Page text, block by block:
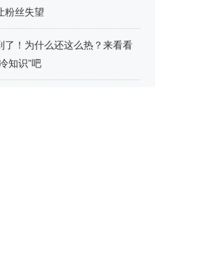
粉丝失望
了！为什么还这么热？来看看
知识”吧